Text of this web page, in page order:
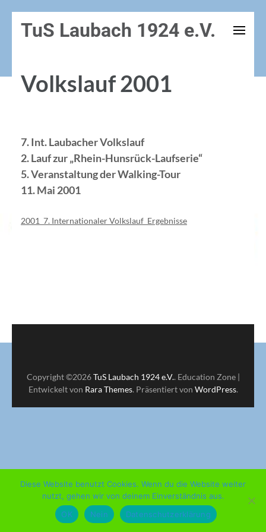
Inhalt
drücken)
TuS Laubach 1924 e.V.
Volkslauf 2001
7. Int. Laubacher Volkslauf
2. Lauf zur „Rhein-Hunsrück-Laufserie“
5. Veranstaltung der Walking-Tour
11. Mai 2001
2001_7. Internationaler Volkslauf_Ergebnisse
Copyright ©2026TuS Laubach 1924 e.V.. Education Zone |
Entwickelt von Rara Themes. Präsentiert von WordPress.
Diese Website benutzt Cookies. Wenn du die Website weiter
nutzt, gehen wir von deinem Einverständnis aus.
OK
Nein Datenschutzerklärung